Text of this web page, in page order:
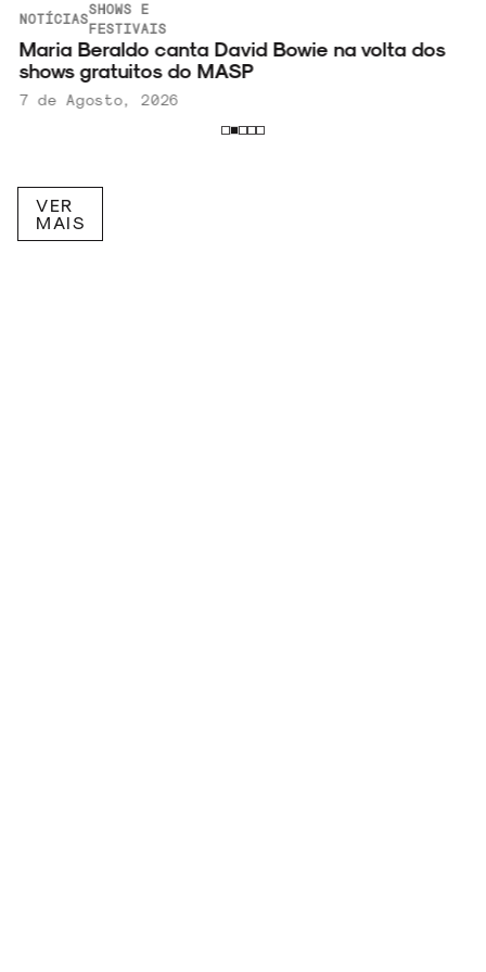
NOTÍCIAS
SHOWS E
FESTIVAIS
Maria Beraldo canta David Bowie na volta dos
shows gratuitos do MASP
7 de Agosto, 2026
VER
MAIS